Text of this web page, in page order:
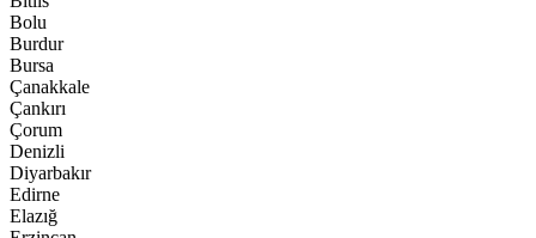
Bolu
Burdur
Bursa
Çanakkale
Çankırı
Çorum
Denizli
Diyarbakır
Edirne
Elazığ